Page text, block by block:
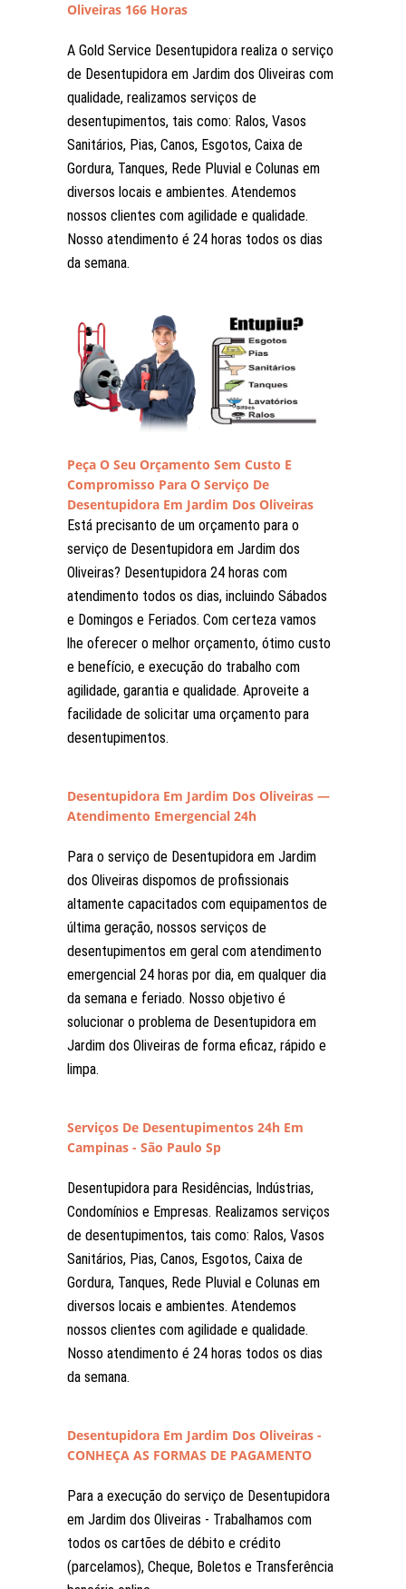
Oliveiras 166 Horas
A Gold Service Desentupidora realiza o serviço
de Desentupidora em Jardim dos Oliveiras com
qualidade, realizamos serviços de
desentupimentos, tais como: Ralos, Vasos
Sanitários, Pias, Canos, Esgotos, Caixa de
Gordura, Tanques, Rede Pluvial e Colunas em
diversos locais e ambientes. Atendemos
nossos clientes com agilidade e qualidade.
Nosso atendimento é 24 horas todos os dias
da semana.
Peça O Seu Orçamento Sem Custo E
Compromisso Para O Serviço De
Desentupidora Em Jardim Dos Oliveiras
Está precisanto de um orçamento para o
serviço de Desentupidora em Jardim dos
Oliveiras? Desentupidora 24 horas com
atendimento todos os dias, incluindo Sábados
e Domingos e Feriados. Com certeza vamos
lhe oferecer o melhor orçamento, ótimo custo
e benefício, e execução do trabalho com
agilidade, garantia e qualidade. Aproveite a
facilidade de solicitar uma orçamento para
desentupimentos.
Desentupidora Em Jardim Dos Oliveiras —
Atendimento Emergencial 24h
Para o serviço de Desentupidora em Jardim
dos Oliveiras dispomos de profissionais
altamente capacitados com equipamentos de
última geração, nossos serviços de
desentupimentos em geral com atendimento
emergencial 24 horas por dia, em qualquer dia
da semana e feriado. Nosso objetivo é
solucionar o problema de Desentupidora em
Jardim dos Oliveiras de forma eficaz, rápido e
limpa.
Serviços De Desentupimentos 24h Em
Campinas - São Paulo Sp
Desentupidora para Residências, Indústrias,
Condomínios e Empresas. Realizamos serviços
de desentupimentos, tais como: Ralos, Vasos
Sanitários, Pias, Canos, Esgotos, Caixa de
Gordura, Tanques, Rede Pluvial e Colunas em
diversos locais e ambientes. Atendemos
nossos clientes com agilidade e qualidade.
Nosso atendimento é 24 horas todos os dias
da semana.
Desentupidora Em Jardim Dos Oliveiras -
CONHEÇA AS FORMAS DE PAGAMENTO
Para a execução do serviço de Desentupidora
em Jardim dos Oliveiras - Trabalhamos com
todos os cartões de débito e crédito
(parcelamos), Cheque, Boletos e Transferência